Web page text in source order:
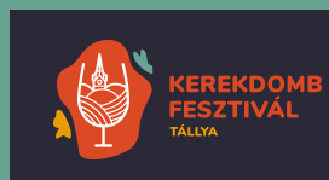
tartalomhoz